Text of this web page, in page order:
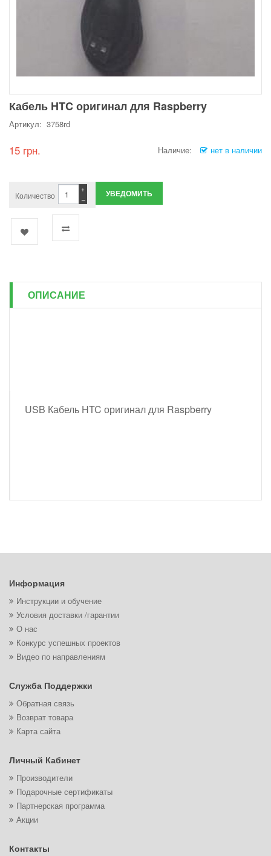
Кабель HTC оригинал для Raspberry
Артикул: 3758rd
15 грн. Наличие: нет в наличии
Количество −
+ УВЕДОМИТЬ
ОПИСАНИЕ
USB Кабель HTC оригинал для Raspberry
Информация
Инструкции и обучение
Условия доставки /гарантии
О нас
Конкурс успешных проектов
Видео по направлениям
Служба Поддержки
Обратная связь
Возврат товара
Карта сайта
Личный Кабинет
Производители
Подарочные сертификаты
Партнерская программа
Акции
Контакты